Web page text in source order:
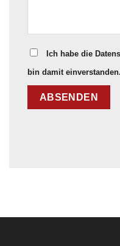
Ich habe die
bin damit einverstanden.